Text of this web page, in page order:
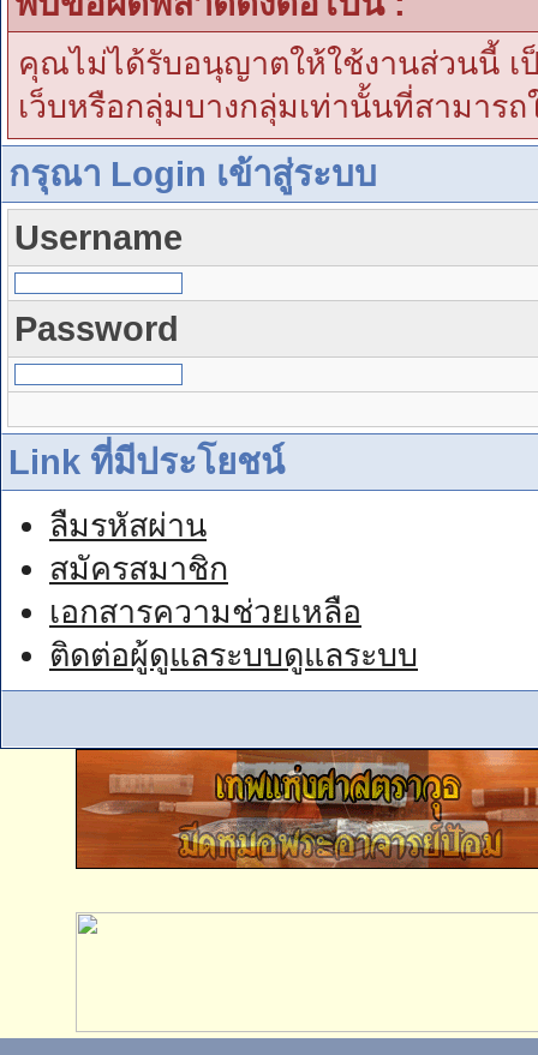
คุณไม่ได้รับอนุญาตให้ใช้งานส่วนนี้ เ
เว็บหรือกลุ่มบางกลุ่มเท่านั้นที่สามารถ
กรุณา Login เข้าสู่ระบบ
Username
Password
Link ที่มีประโยชน์
ลืมรหัสผ่าน
สมัครสมาชิก
เอกสารความช่วยเหลือ
ติดต่อผู้ดูแลระบบดูแลระบบ